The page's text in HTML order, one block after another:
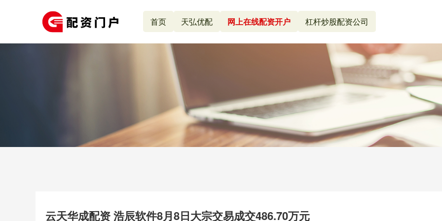
首页 天弘优配 网上在线配资开户 杠杆炒股配资公司
云天华成配资 浩辰软件8月8日大宗交易成交486.70万元